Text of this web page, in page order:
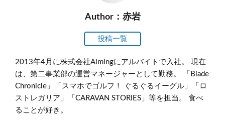
Author：赤岩
投稿一覧
2013年4月に株式会社Aimingにアルバイトで入社。 現在
は、第二事業部の運営マネージャーとして勤務。 「Blade
Chronicle」「スマホでゴルフ！ ぐるぐるイーグル」「ロ
ストレガリア」「CARAVAN STORIES」等を担当。 食べ
ることが好き。